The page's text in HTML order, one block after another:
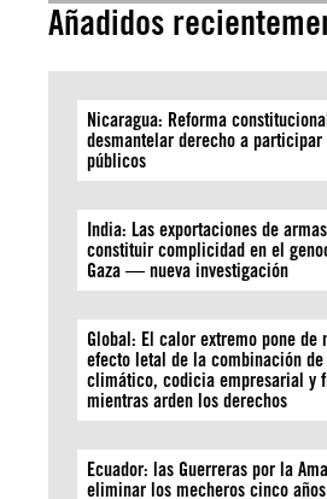
Añadidos
Nicaragua: Reforma
desmantelar derecho a participar
públicos
India: Las exportaciones de
constituir complicidad en el
Gaza — nueva investigación
Global: El calor extremo pone de
efecto letal de la combinación
climático, codicia empresarial y
mientras arden los derechos
Ecuador: las Guerreras por la
eliminar los mecheros cinco